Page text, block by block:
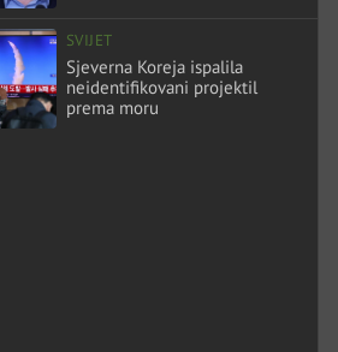
SVIJET
Sjeverna Koreja ispalila
neidentifikovani projektil
prema moru